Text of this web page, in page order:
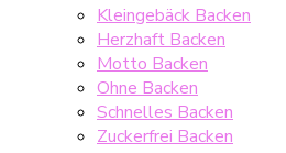
Kleingebäck Backen
Herzhaft Backen
Motto Backen
Ohne Backen
Schnelles Backen
Zuckerfrei Backen